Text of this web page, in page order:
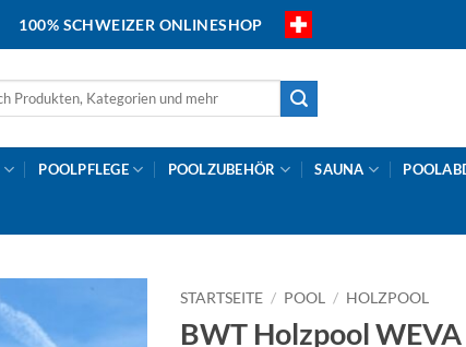
100% SCHWEIZER ONLINESHOP
POOLPFLEGE POOLZUBEHÖR SAUNA
STARTSEITE / POOL / HOLZPOOL
BWT Holzpool